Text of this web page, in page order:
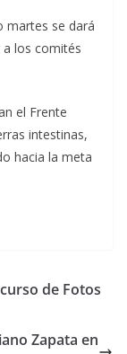
martes se dará
a los comités
el Frente
intestinas,
hacia la meta
de Fotos
Zapata en